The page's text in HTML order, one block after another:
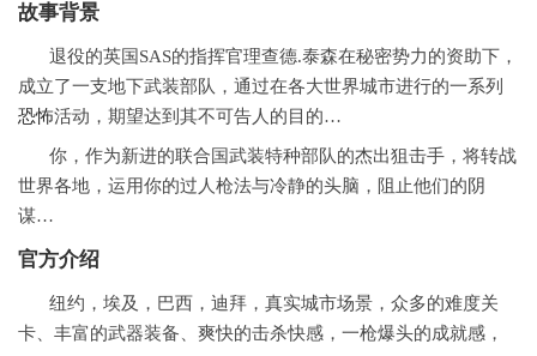
故事背景
退役的英国SAS的指挥官理查德.泰森在秘密势力的资助下，
成立了一支地下武装部队，通过在各大世界城市进行的一系列
恐怖活动，期望达到其不可告人的目的…
你，作为新进的联合国武装特种部队的杰出狙击手，将转战
世界各地，运用你的过人枪法与冷静的头脑，阻止他们的阴
谋…
官方介绍
纽约，埃及，巴西，迪拜，真实城市场景，众多的难度关
卡、丰富的武器装备、爽快的击杀快感，一枪爆头的成就感，